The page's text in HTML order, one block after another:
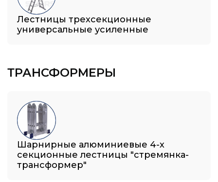
Лестницы трехсекционные
универсальные усиленные
ТРАНСФОРМЕРЫ
Шарнирные алюминиевые 4-х
секционные лестницы "стремянка-
трансформер"